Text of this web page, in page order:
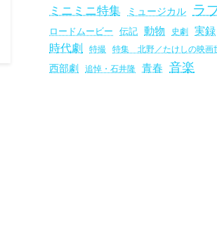
ミニミニ特集 ミュージカル ラ
ロードムービー 伝記 動物 史劇 実録
時代劇 特撮 特集 北野／たけしの映画
西部劇 追悼・石井隆 青春 音楽